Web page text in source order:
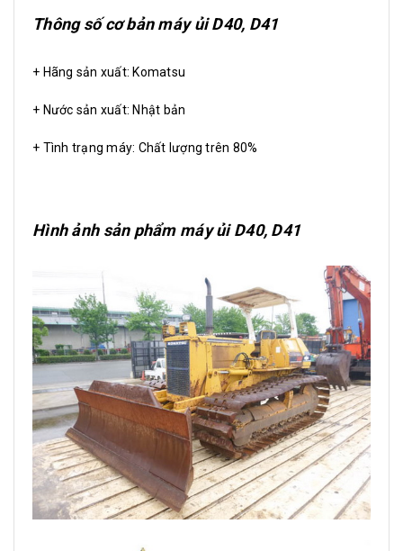
Thông số cơ bản máy ủi D40, D41
+ Hãng sản xuất: Komatsu
+ Nước sản xuất: Nhật bản
+ Tình trạng máy: Chất lượng trên 80%
Hình ảnh sản phẩm máy ủi D40, D41